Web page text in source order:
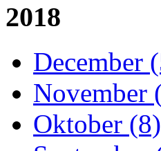
2018
December
November
Oktober (8)